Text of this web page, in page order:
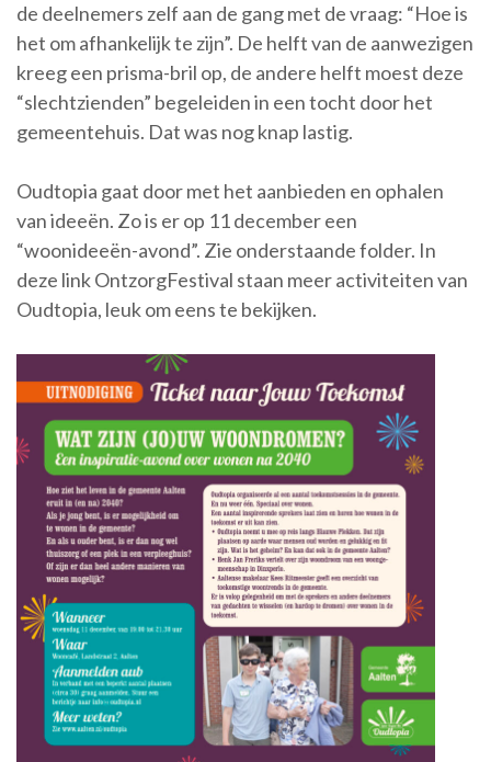
de deelnemers zelf aan de gang met de vraag: “Hoe is
het om afhankelijk te zijn”. De helft van de aanwezigen
kreeg een prisma-bril op, de andere helft moest deze
“slechtzienden” begeleiden in een tocht door het
gemeentehuis. Dat was nog knap lastig.
Oudtopia gaat door met het aanbieden en ophalen
van ideeën. Zo is er op 11 december een
“woonideeën-avond”. Zie onderstaande folder. In
deze link OntzorgFestival staan meer activiteiten van
Oudtopia, leuk om eens te bekijken.